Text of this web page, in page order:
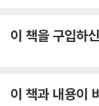
이 책을 구입하
이 책과 내용이